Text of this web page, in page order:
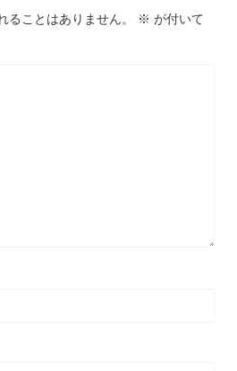
ることはありません。 ※ が付いて